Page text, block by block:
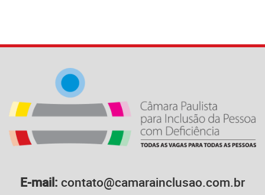
E-mail: contato@camarainclusao.com.br